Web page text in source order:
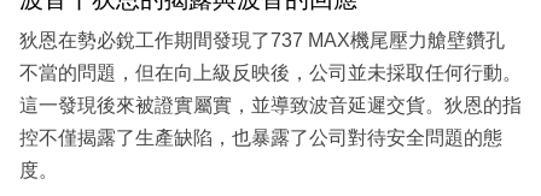
狄恩在勢必銳工作期間發現了737 MAX機尾壓力艙壁鑽孔
不當的問題，但在向上級反映後，公司並未採取任何行動。
這一發現後來被證實屬實，並導致波音延遲交貨。狄恩的指
控不僅揭露了生產缺陷，也暴露了公司對待安全問題的態
度。